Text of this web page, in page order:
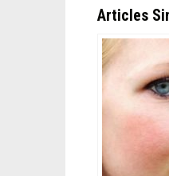
Articles